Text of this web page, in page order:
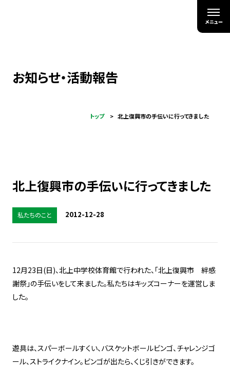
お知らせ・活動報告
トップ 北上復興市の手伝いに行ってきました
北上復興市の手伝いに行ってきました
私たちのこと 2012-12-28
12月23日(日)、北上中学校体育館で行われた、「北上復興市 絆感
謝祭」の手伝いをして来ました。私たちはキッズコーナーを運営しま
した。
遊具は、スパーボールすくい、バスケットボールビンゴ、チャレンジゴ
ール、ストライクナイン。ビンゴが出たら、くじ引きができます。